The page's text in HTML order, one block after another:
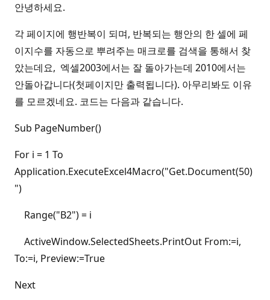
안녕하세요.
각 페이지에 행반복이 되며, 반복되는 행안의 한 셀에 페
이지수를 자동으로 뿌려주는 매크로를 검색을 통해서 찾
았는데요, 엑셀2003에서는 잘 돌아가는데 2010에서는
안돌아갑니다(첫페이지만 출력됩니다). 아무리봐도 이유
를 모르겠네요. 코드는 다음과 같습니다.
Sub PageNumber()
For i = 1 To
Application.ExecuteExcel4Macro("Get.Document(50)
")
Range("B2") = i
ActiveWindow.SelectedSheets.PrintOut From:=i,
To:=i, Preview:=True
Next